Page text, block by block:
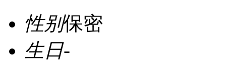
性别保密
生日-